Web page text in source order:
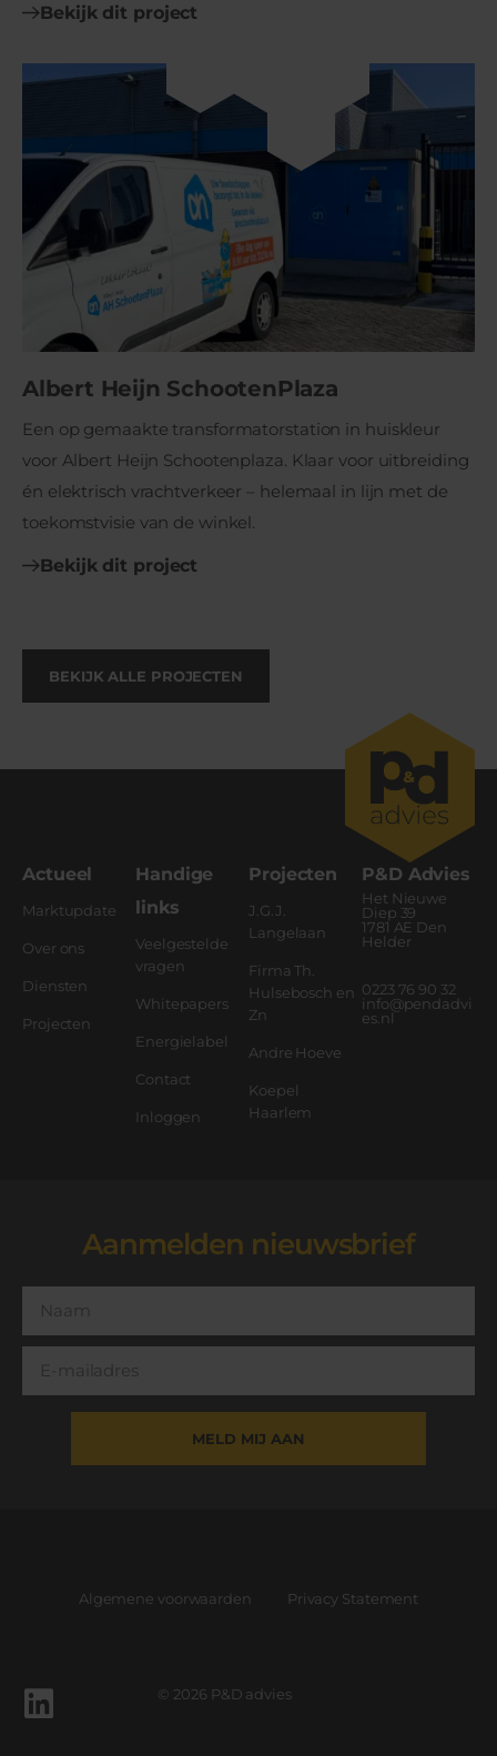
Bekijk dit project
Albert Heijn SchootenPlaza
Een op gemaakte transformatorstation in huiskleur
voor Albert Heijn Schootenplaza. Klaar voor uitbreiding
én elektrisch vrachtverkeer – helemaal in lijn met de
toekomstvisie van de winkel.
Bekijk dit project
BEKIJK ALLE PROJECTEN
Actueel
Marktupdate
Over ons
Diensten
Projecten
Handige
links
Veelgestelde
vragen
Whitepapers
Energielabel
Contact
Inloggen
Projecten
J.G.J.
Langelaan
Firma Th.
Hulsebosch en
Zn
Andre Hoeve
Koepel
Haarlem
P&D Advies
Het Nieuwe
Diep 39
1781 AE Den
Helder
0223 76 90 32
info@pendadvi
es.nl
Aanmelden nieuwsbrief
MELD MIJ AAN
Algemene voorwaarden Privacy Statement
© 2026 P&D advies